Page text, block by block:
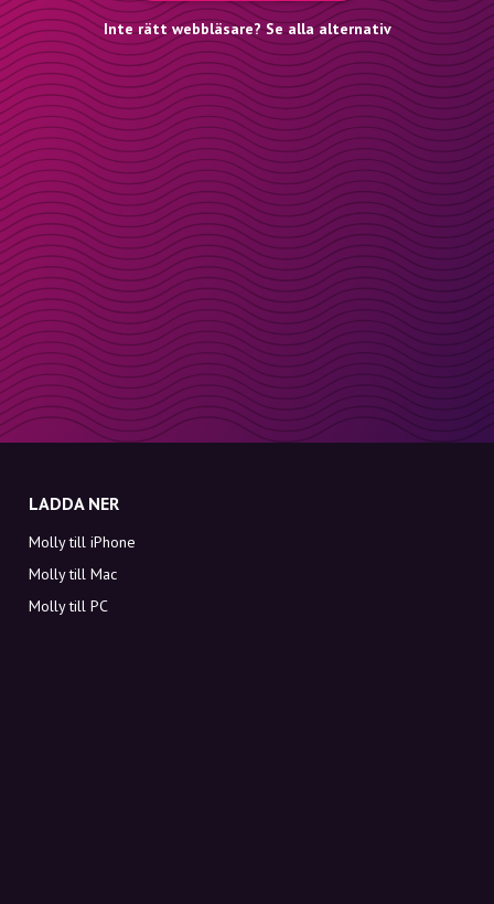
Inte rätt webbläsare? Se alla alternativ
LADDA NER
Molly till iPhone
Molly till Mac
Molly till PC